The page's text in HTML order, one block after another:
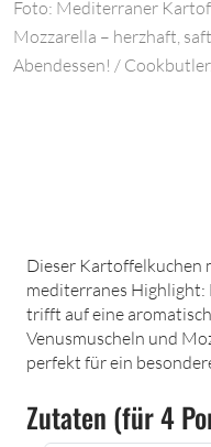
Foto: Mediterraner
Mozzarella – herzhaft,
Abendessen! /
Dieser Kartoffelkuchen
mediterranes
trifft auf eine
Venusmuscheln und
perfekt für ein
Zutaten (für 4